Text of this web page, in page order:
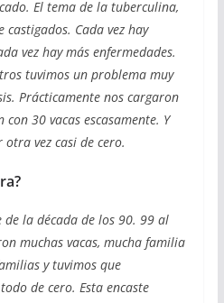
El tema de la tuberculina,
Cada vez hay
vez hay más enfermedades.
tuvimos un problema muy
Prácticamente nos cargaron
30 vacas escasamente. Y
vez casi de cero.
de la década de los 90. 99 al
muchas vacas, mucha familia
y tuvimos que
de cero. Esta encaste